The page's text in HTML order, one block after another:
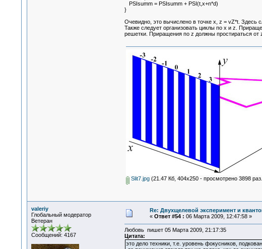
PSIsumm = PSIsumm + PSI(t,x+n*d)
}
Очевидно, это вычислено в точке x, z = vZ*t. Здесь
Также следует организовать циклы по x и z.
решетки. Приращения по z должны простираться от
Slit7.jpg(21.47 Кб, 404x250 - просмотрено 3898
valeriy
Глобальный модератор
Ветеран
Сообщений: 4167
Re: Двухщелевой эксперимент и
« Ответ #54 : 06 Марта 2009, 12:47:58 »
Любовь пишет 05 Марта 2009, 21:17:35
Цитата:
это дело техники, т.е. уровень фокусников,